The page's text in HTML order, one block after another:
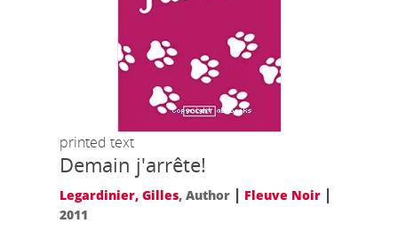
printed text
Demain j'arrête!
Legardinier, Gilles, Author | Fleuve Noir |
2011